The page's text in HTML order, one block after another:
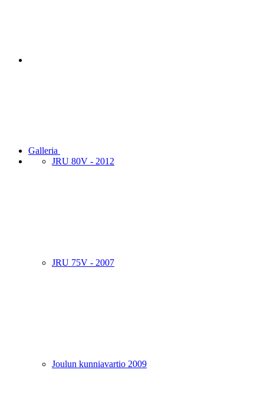
Galleria
JRU 80V - 2012
JRU 75V - 2007
Joulun kunniavartio 2009